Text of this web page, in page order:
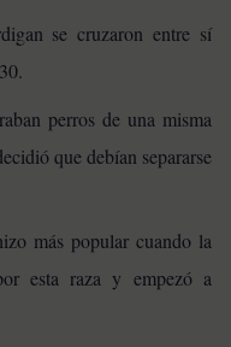
se cruzaron entre sí
perros de una misma
que debían separarse
más popular cuando la
esta raza y empezó a